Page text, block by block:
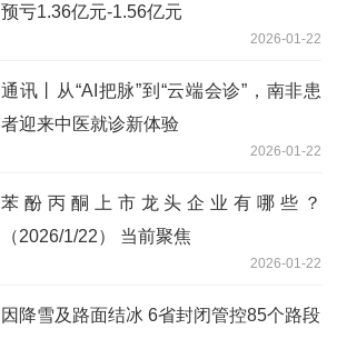
预亏1.36亿元-1.56亿元
2026-01-22
通讯丨从“AI把脉”到“云端会诊”，南非患
者迎来中医就诊新体验
2026-01-22
苯酚丙酮上市龙头企业有哪些？
（2026/1/22） 当前聚焦
2026-01-22
因降雪及路面结冰 6省封闭管控85个路段